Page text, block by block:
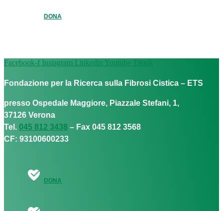
DONA
Facebook-f Instagram Linkedin Youtube Tiktok
Fondazione per la Ricerca sulla Fibrosi Cistica – ETS
presso Ospedale Maggiore, Piazzale Stefani, 1,
37126 Verona
Tel. 045 812 3438 – Fax 045 812 3568
CF: 93100600233
DONA